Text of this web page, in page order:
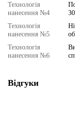
Технологія
нанесення №4
Технологія
нанесення №5
Технологія
нанесення №6
Відгуки